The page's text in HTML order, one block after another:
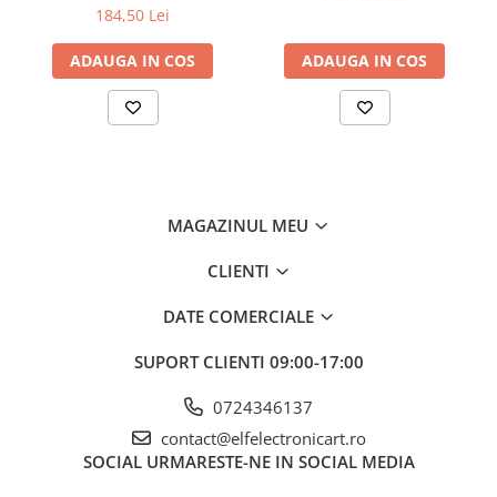
măsurare a
tensiunii DC
Precizia
tensiunii DC
±(0,5% + 8 cifre)
0...10A
curentului
analogic, cu buton
184,50 Lei
ADAUGA IN COS ADAUGA IN COS
MAGAZINUL MEU
CLIENTI
DATE COMERCIALE
SUPORT CLIENTI 09:00-17:00
0724346137
contact@elfelectronicart.ro
SOCIAL URMARESTE-NE IN SOCIAL MEDIA